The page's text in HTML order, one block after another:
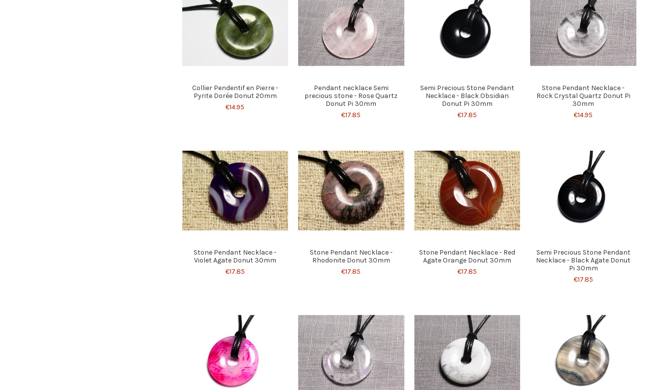
Collier Pendentif en Pierre -
Pyrite Dorée Donut 20mm
€14.95
Pendant necklace Semi
precious stone - Rose Quartz
Donut Pi 30mm
€17.85
Semi Precious Stone Pendant
Necklace - Black Obsidian
Donut Pi 30mm
€17.85
Stone Pendant Necklace -
Rock Crystal Quartz Donut Pi
30mm
€14.95
Stone Pendant Necklace -
Violet Agate Donut 30mm
€17.85
Stone Pendant Necklace -
Rhodonite Donut 30mm
€17.85
Stone Pendant Necklace - Red
Agate Orange Donut 30mm
€17.85
Semi Precious Stone Pendant
Necklace - Black Agate Donut
Pi 30mm
€17.85